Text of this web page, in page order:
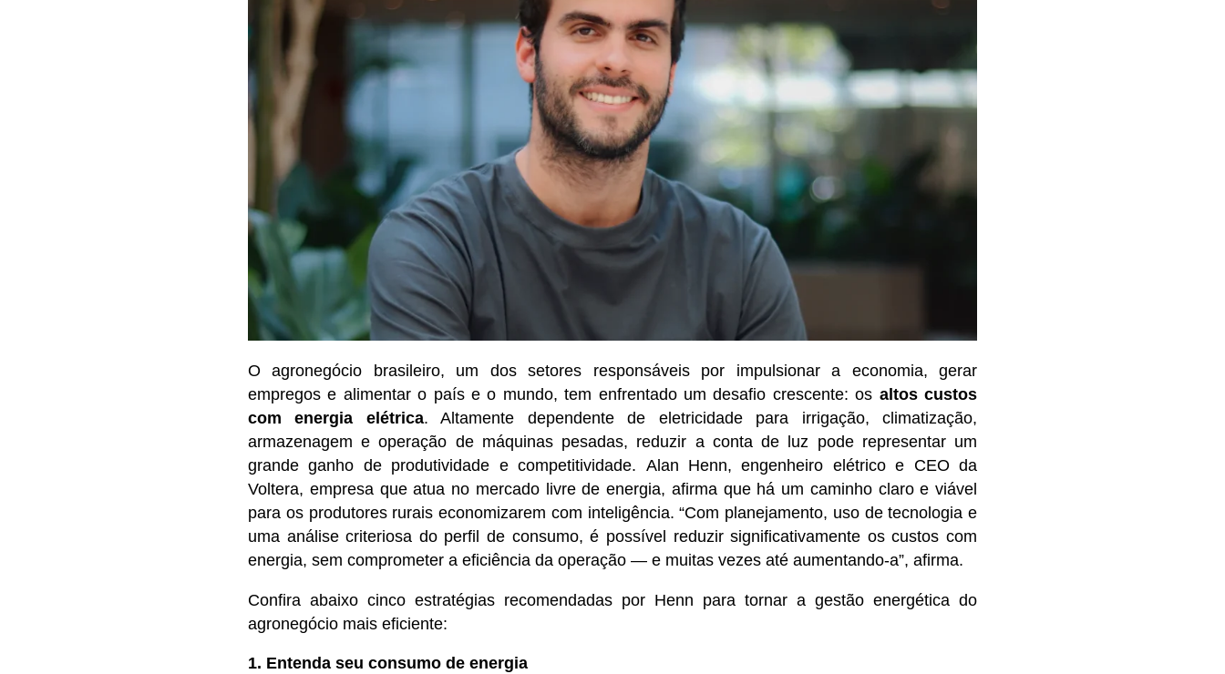
O agronegócio brasileiro, um dos setores responsáveis por impulsionar a economia, gerar
empregos e alimentar o país e o mundo, tem enfrentado um desafio crescente: os altos custos
com energia elétrica.Altamente dependente de eletricidade para irrigação, climatização,
armazenagem e operação de máquinas pesadas, reduzir a conta de luz pode representar um
grande ganho de produtividade e competitividade. Alan Henn, engenheiro elétrico e CEO da
Voltera, empresa que atua no mercado livre de energia, afirma que há um caminho claro e viável
para os produtores rurais economizarem com inteligência. “Com planejamento, uso de tecnologia e
uma análise criteriosa do perfil de consumo, é possível reduzir significativamente os custos com
energia, sem comprometer a eficiência da operação — e muitas vezes até aumentando-a”, afirma.
Confira abaixo cinco estratégias recomendadas por Henn para tornar a gestão energética do
agronegócio mais eficiente:
1. Entenda seu consumo de energia